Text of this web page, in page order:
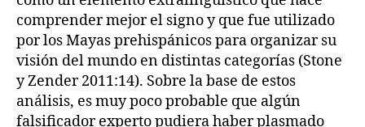
comprender mejor el signo y que fue utilizado
por los Mayas prehispánicos para organizar su
visión del mundo en distintas categorías (Stone
y Zender 2011:14). Sobre la base de estos
análisis, es muy poco probable que algún
falsificador experto pudiera haber plasmado